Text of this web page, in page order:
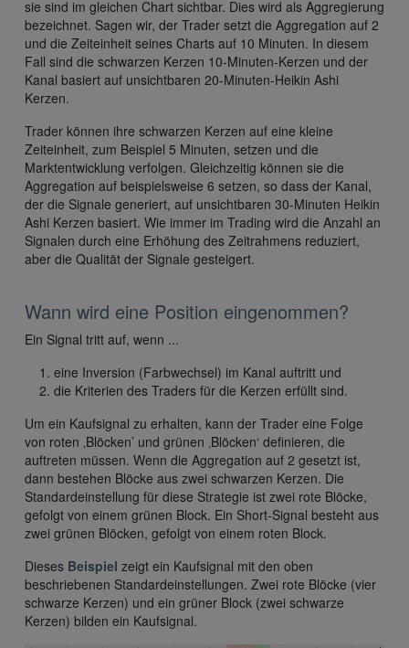
sie sind im gleichen Chart sichtbar. Dies wird als Aggregierung
bezeichnet. Sagen wir, der Trader setzt die Aggregation auf 2
und die Zeiteinheit seines Charts auf 10 Minuten. In diesem
Fall sind die schwarzen Kerzen 10-Minuten-Kerzen und der
Kanal basiert auf unsichtbaren 20-Minuten-Heikin Ashi
Kerzen.
Trader können ihre schwarzen Kerzen auf eine kleine
Zeiteinheit, zum Beispiel 5 Minuten, setzen und die
Marktentwicklung verfolgen. Gleichzeitig können sie die
Aggregation auf beispielsweise 6 setzen, so dass der Kanal,
der die Signale generiert, auf unsichtbaren 30-Minuten Heikin
Ashi Kerzen basiert. Wie immer im Trading wird die Anzahl an
Signalen durch eine Erhöhung des Zeitrahmens reduziert,
aber die Qualität der Signale gesteigert.
Wann wird eine Position eingenommen?
Ein Signal tritt auf, wenn ...
eine Inversion (Farbwechsel) im Kanal auftritt und
die Kriterien des Traders für die Kerzen erfüllt sind.
Um ein Kaufsignal zu erhalten, kann der Trader eine Folge
von roten ‚Blöcken’ und grünen ‚Blöcken‘ definieren, die
auftreten müssen. Wenn die Aggregation auf 2 gesetzt ist,
dann bestehen Blöcke aus zwei schwarzen Kerzen. Die
Standardeinstellung für diese Strategie ist zwei rote Blöcke,
gefolgt von einem grünen Block. Ein Short-Signal besteht aus
zwei grünen Blöcken, gefolgt von einem roten Block.
Dieses Beispiel zeigt ein Kaufsignal mit den oben
beschriebenen Standardeinstellungen. Zwei rote Blöcke (vier
schwarze Kerzen) und ein grüner Block (zwei schwarze
Kerzen) bilden ein Kaufsignal.